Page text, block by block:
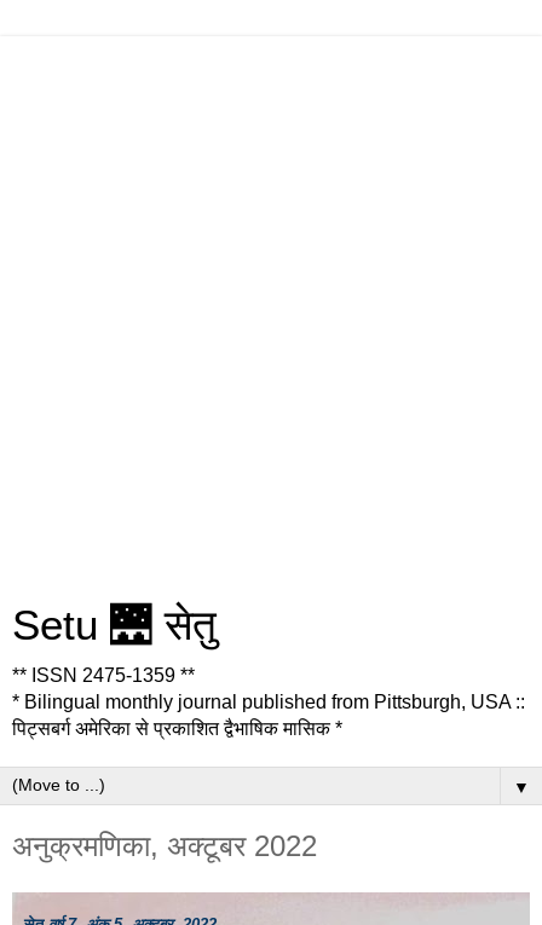
Setu 🌉 सेतु
** ISSN 2475-1359 **
* Bilingual monthly journal published from Pittsburgh, USA ::
पिट्सबर्ग अमेरिका से प्रकाशित द्वैभाषिक मासिक *
▼
अनुक्रमणिका, अक्टूबर 2022